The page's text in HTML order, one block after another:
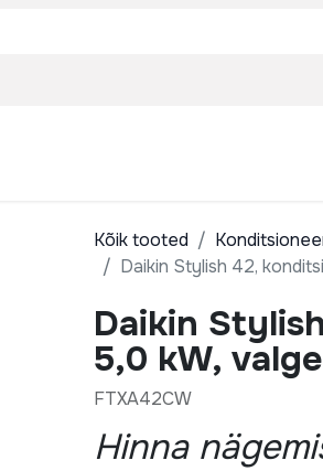
Kõik tooted
Daikin Stylish 42,
Daikin
5,0 kW,
FTXA42CW
Hinna